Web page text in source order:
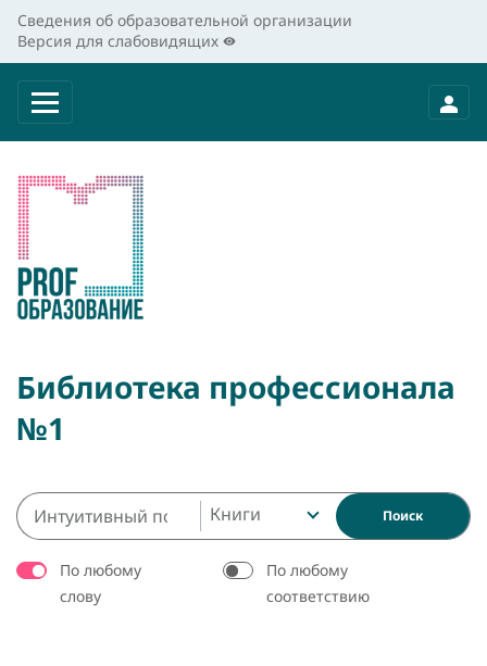
Сведения об образовательной организации
Версия для слабовидящих
Библиотека профессионала
№1
Книги Поиск
По любому
слову
По любому
соответствию